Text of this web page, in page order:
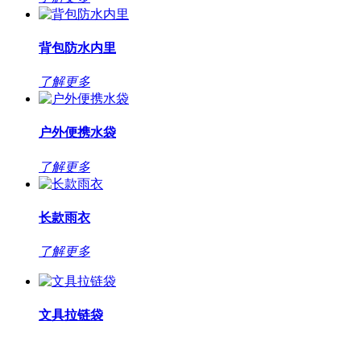
背包防水内里
了解更多
户外便携水袋
了解更多
长款雨衣
了解更多
文具拉链袋